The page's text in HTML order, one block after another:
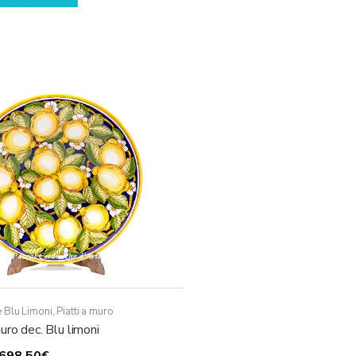
Blu Limoni, Piatti a muro
dec. Blu limoni